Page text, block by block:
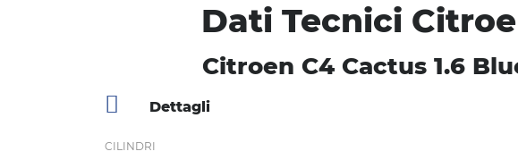
Dati Tecnici
Citroen C4 Cactus 1.6
Dettagli
CILINDRI